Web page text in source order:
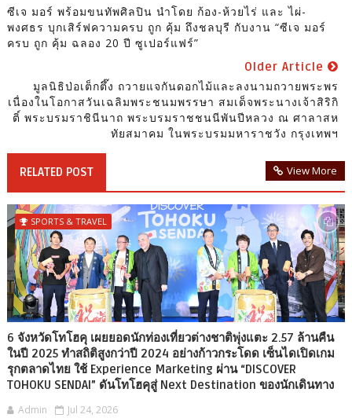
ซีเจ มอร์ พร้อมขนทัพศิลปิน นำโดย ก้อง-ห้วยไร่ และ ไผ่-
พงศธร บุกเสิร์ฟความครบ ถูก คุ้ม ถึงชลบุรี กับงาน “ซีเจ มอร์
ครบ ถูก คุ้ม ฉลอง 20 ปี ซูเปอร์แฟร์”
Older Article
มูลนิธิป่อเต็กตึ๊ง ถวายแจกันดอกไม้และลงนามถวายพระพร
เนื่องในโอกาสวันเฉลิมพระชนมพรรษา สมเด็จพระนางเจ้าสิริกิ
ติ์ พระบรมราชินีนาถ พระบรมราชชนนีพันปีหลวง ณ ศาลาสห
ทัยสมาคม ในพระบรมมหาราชวัง กรุงเทพฯ
RELATED POST View More
SPORTS & TRAVEL
6 จังหวัดโทโฮคุ เผยยอดนักท่องเที่ยวต่างชาติพุ่งแตะ 2.57 ล้านคืน
ในปี 2025 ทำสถิติสูงกว่าปี 2024 อย่างก้าวกระโดด เซ็นไดเปิดเกม
รุกตลาดไทย ใช้ Experience Marketing ผ่าน “DISCOVER
TOHOKU SENDAI” ดันโทโฮคุสู่ Next Destination ของนักเดินทาง
Admin Jul 24, 2026